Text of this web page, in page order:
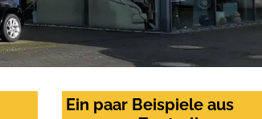
Ein paar Beispiele aus